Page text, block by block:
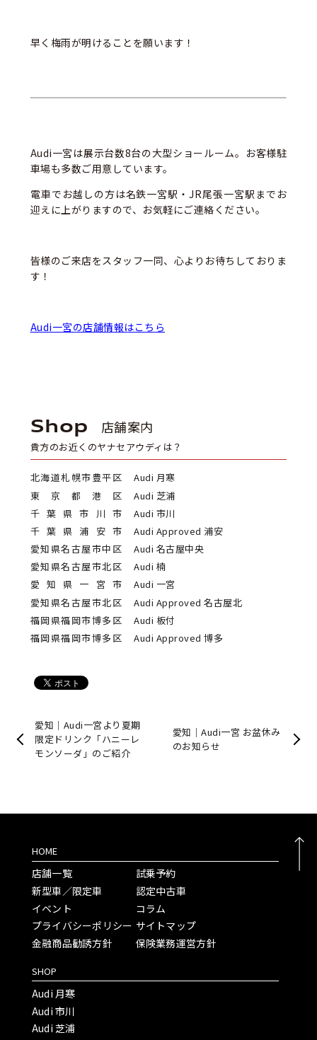
早く梅雨が明けることを願います！
Audi一宮は展示台数8台の大型ショールーム。お客様駐
車場も多数ご用意しています。
電車でお越しの方は名鉄一宮駅・JR尾張一宮駅までお
迎えに上がりますので、お気軽にご連絡ください。
皆様のご来店をスタッフ一同、心よりお待ちしておりま
す！
Audi一宮の店舗情報はこちら
Shop 店舗案内
貴方のお近くのヤナセアウディは？
北海道札幌市豊平区
Audi 月寒
東京都港区
Audi 芝浦
千葉県市川市
Audi 市川
千葉県浦安市
Audi Approved 浦安
愛知県名古屋市中区
Audi 名古屋中央
愛知県名古屋市北区
Audi 楠
愛知県一宮市
Audi 一宮
愛知県名古屋市北区
Audi Approved 名古屋北
福岡県福岡市博多区
Audi 板付
福岡県福岡市博多区
Audi Approved 博多
愛知｜Audi一宮より夏期
限定ドリンク「ハニーレ
モンソーダ」のご紹介
愛知｜Audi一宮 お盆休み
のお知らせ
HOME
店舗一覧
新型車／限定車
イベント
プライバシーポリシー
金融商品勧誘方針
試乗予約
認定中古車
コラム
サイトマップ
保険業務運営方針
SHOP
Audi 月寒
Audi 市川
Audi 芝浦